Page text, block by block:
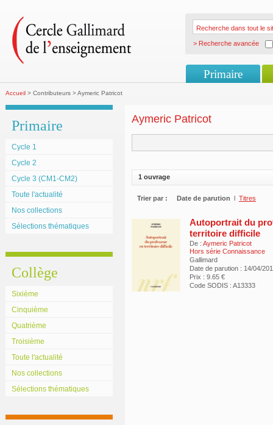
> Recherche avancée
Primaire
Accueil > Contributeurs > Aymeric Patricot
Primaire
Cycle 1
Cycle 2
Cycle 3 (CM1-CM2)
Toute l'actualité
Nos collections
Sélections thématiques
Collège
Sixième
Cinquième
Quatrième
Troisième
Toute l'actualité
Nos collections
Sélections thématiques
Aymeric Patricot
1 ouvrage
Trier par : Date de parution l Titres
Autoportrait du
territoire difficile
De : Aymeric Patricot
Hors série Connaissance
Gallimard
Date de parution : 14/04/
Prix : 9.65 €
Code SODIS : A13333